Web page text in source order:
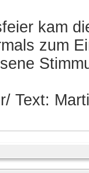
kam
zum
Text: